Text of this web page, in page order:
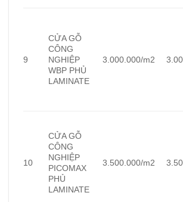
9
CỬA GỖ
CÔNG
NGHIỆP
WBP PHỦ
LAMINATE
3.000.000/m2
10
CỬA GỖ
CÔNG
NGHIỆP
PICOMAX
PHỦ
LAMINATE
3.500.000/m2